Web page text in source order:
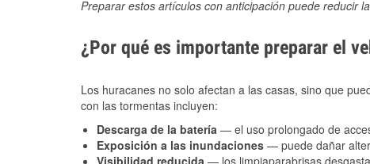
Preparar estos artículos con anticipación puede reducir
¿Por qué es importante preparar el
Los huracanes no solo afectan a las casas, sino que
con las tormentas incluyen:
Descarga de la batería — el uso prolongado de
Exposición a las inundaciones — puede dañar